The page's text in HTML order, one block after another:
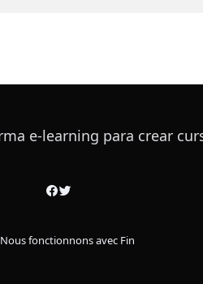
Nous fonctionnons avec Fin